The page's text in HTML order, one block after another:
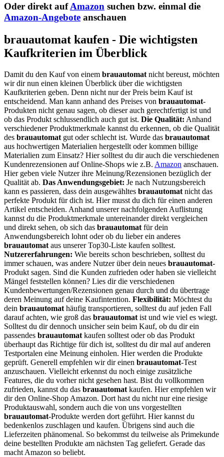
Oder direkt aufAmazon suchen bzw. einmal die
Amazon-Angebote anschauen
brauautomat kaufen - Die wichtigsten
Kaufkriterien im Überblick
Damit du den Kauf von einem brauautomat nicht bereust, möchten
wir dir nun einen kleinen Überblick über die wichtigsten
Kaufkriterien geben. Denn nicht nur der Preis beim Kauf ist
entscheidend. Man kann anhand des Preises von brauautomat-
Produkten nicht genau sagen, ob dieser auch gerechtfertigt ist und
ob das Produkt schlussendlich auch gut ist. Die Qualität: Anhand
verschiedener Produktmerkmale kannst du erkennen, ob die Qualität
des brauautomat gut oder schlecht ist. Wurde das brauautomat
aus hochwertigen Materialien hergestellt oder kommen billige
Materialien zum Einsatz? Hier solltest du dir auch die verschiedenen
Kundenrezensionen auf Online-Shops wie z.B. Amazon anschauen.
Hier geben viele Nutzer ihre Meinung/Rezensionen bezüglich der
Qualität ab. Das Anwendungsgebiet: Je nach Nutzungsbereich
kann es passieren, dass dein ausgewähltes brauautomat nicht das
perfekte Produkt für dich ist. Hier musst du dich für einen anderen
Artikel entscheiden. Anhand unserer nachfolgenden Auflistung
kannst du die Produktmerkmale untereinander direkt vergleichen
und direkt sehen, ob sich das brauautomat für dein
Anwendungsbereich lohnt oder ob du lieber ein anderes
brauautomat aus unserer Top30-Liste kaufen solltest.
Nutzererfahrungen: Wie bereits schon beschrieben, solltest du
immer schauen, was andere Nutzer über dein neues brauautomat-
Produkt sagen. Sind die Kunden zufrieden oder haben sie vielleicht
Mängel feststellen können? Lies dir die verschiedenen
Kundenbewertungen/Rezensionen genau durch und du übertrage
deren Meinung auf deine Kaufintention. Flexibilität: Möchtest du
dein brauautomat häufig transportieren, solltest du auf jeden Fall
darauf achten, wie groß das brauautomat ist und wie viel es wiegt.
Solltest du dir dennoch unsicher sein beim Kauf, ob du dir ein
passendes brauautomat kaufen solltest oder ob das Produkt
überhaupt das Richtige für dich ist, solltest du dir mal auf anderen
Testportalen eine Meinung einholen. Hier werden die Produkte
geprüft. Generell empfehlen wir dir einen brauautomat-Test
anzuschauen. Vielleicht erkennst du noch einige zusätzliche
Features, die du vorher nicht gesehen hast. Bist du vollkommen
zufrieden, kannst du das brauautomat kaufen. Hier empfehlen wir
dir den Online-Shop Amazon. Dort hast du nicht nur eine riesige
Produktauswahl, sondern auch die von uns vorgestellten
brauautomat-Produkte werden dort geführt. Hier kannst du
bedenkenlos zuschlagen und kaufen. Übrigens sind auch die
Lieferzeiten phänomenal. So bekommst du teilweise als Primekunde
deine bestellten Produkte am nächsten Tag geliefert. Gerade das
macht Amazon so beliebt.